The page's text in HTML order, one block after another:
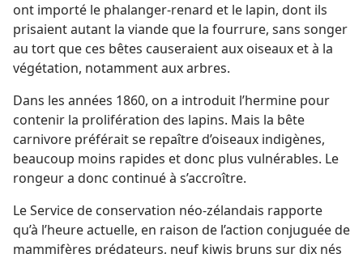
ont importé le phalanger-renard et le lapin, dont ils
prisaient autant la viande que la fourrure, sans songer
au tort que ces bêtes causeraient aux oiseaux et à la
végétation, notamment aux arbres.
Dans les années 1860, on a introduit l’hermine pour
contenir la prolifération des lapins. Mais la bête
carnivore préférait se repaître d’oiseaux indigènes,
beaucoup moins rapides et donc plus vulnérables. Le
rongeur a donc continué à s’accroître.
Le Service de conservation néo-zélandais rapporte
qu’à l’heure actuelle, en raison de l’action conjuguée de
mammifères prédateurs, neuf kiwis bruns sur dix nés